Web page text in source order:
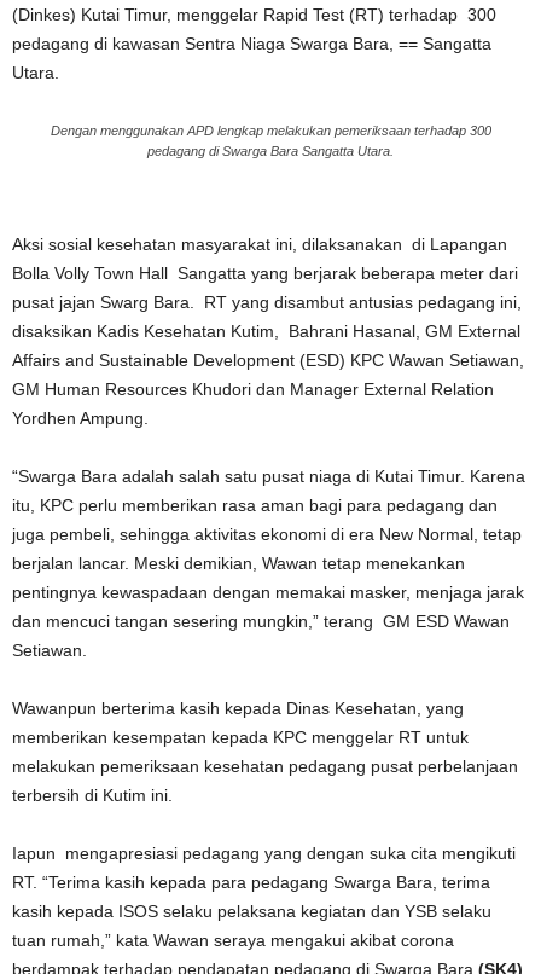
(Dinkes) Kutai Timur, menggelar Rapid Test (RT) terhadap 300
pedagang di kawasan Sentra Niaga Swarga Bara, == Sangatta
Utara.
Dengan menggunakan APD lengkap melakukan pemeriksaan terhadap 300
pedagang di Swarga Bara Sangatta Utara.
Aksi sosial kesehatan masyarakat ini, dilaksanakan di Lapangan
Bolla Volly Town Hall Sangatta yang berjarak beberapa meter dari
pusat jajan Swarg Bara. RT yang disambut antusias pedagang ini,
disaksikan Kadis Kesehatan Kutim, Bahrani Hasanal, GM External
Affairs and Sustainable Development (ESD) KPC Wawan Setiawan,
GM Human Resources Khudori dan Manager External Relation
Yordhen Ampung.
“Swarga Bara adalah salah satu pusat niaga di Kutai Timur. Karena
itu, KPC perlu memberikan rasa aman bagi para pedagang dan
juga pembeli, sehingga aktivitas ekonomi di era New Normal, tetap
berjalan lancar. Meski demikian, Wawan tetap menekankan
pentingnya kewaspadaan dengan memakai masker, menjaga jarak
dan mencuci tangan sesering mungkin,” terang GM ESD Wawan
Setiawan.
Wawanpun berterima kasih kepada Dinas Kesehatan, yang
memberikan kesempatan kepada KPC menggelar RT untuk
melakukan pemeriksaan kesehatan pedagang pusat perbelanjaan
terbersih di Kutim ini.
Iapun mengapresiasi pedagang yang dengan suka cita mengikuti
RT. “Terima kasih kepada para pedagang Swarga Bara, terima
kasih kepada ISOS selaku pelaksana kegiatan dan YSB selaku
tuan rumah,” kata Wawan seraya mengakui akibat corona
berdampak terhadap pendapatan pedagang di Swarga Bara. (SK4)